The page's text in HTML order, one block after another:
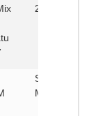
2017)
Selangor (24-26
Mac 2017)